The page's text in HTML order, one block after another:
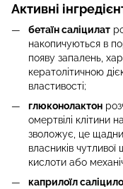
Активні
бетаїн саліцилат
накопичуються в
появу запалень,
кератолітичною
властивості;
глюконолактон
омертвілі клітини
зволожує, це
власників чутливої
кислоти або
каприлоїл